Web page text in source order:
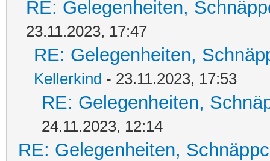
RE: Gelegenheiten,
23.11.2023, 17:47
RE: Gelegenheiten,
Kellerkind - 23.11.2023, 17:53
RE: Gelegenheiten,
24.11.2023, 12:14
RE: Gelegenheiten,